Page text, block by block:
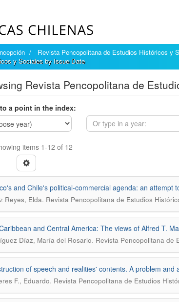
Revista Pencopolitana de Estudios Históricos y
y Sociales by Issue Date
Revista Pencopolitana de
a point in the index:
items 1-12 of 12
and Chile's political-commercial agenda: an attempt
Reyes, Elda. Revista Pencopolitana de Estudios
and Central America: The views of Alfred T.
Díaz, María del Rosario. Revista Pencopolitana de
of speech and realities' contents. A problem and
F., Eduardo. Revista Pencopolitana de Estudios